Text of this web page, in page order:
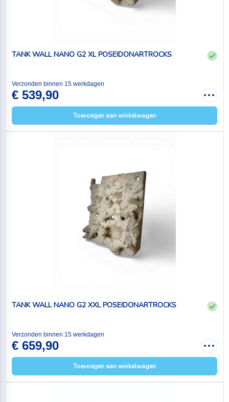
TANK WALL NANO G2 XL POSEIDONARTROCKS
Verzonden binnen 15 werkdagen
€ 539,90
Toevoegen aan winkelwagen
TANK WALL NANO G2 XXL POSEIDONARTROCKS
Verzonden binnen 15 werkdagen
€ 659,90
Toevoegen aan winkelwagen